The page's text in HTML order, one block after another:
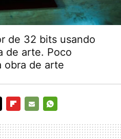
de 32 bits usando
de arte. Poco
obra de arte
MAIL